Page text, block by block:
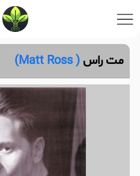
مت راس( Matt Ross)